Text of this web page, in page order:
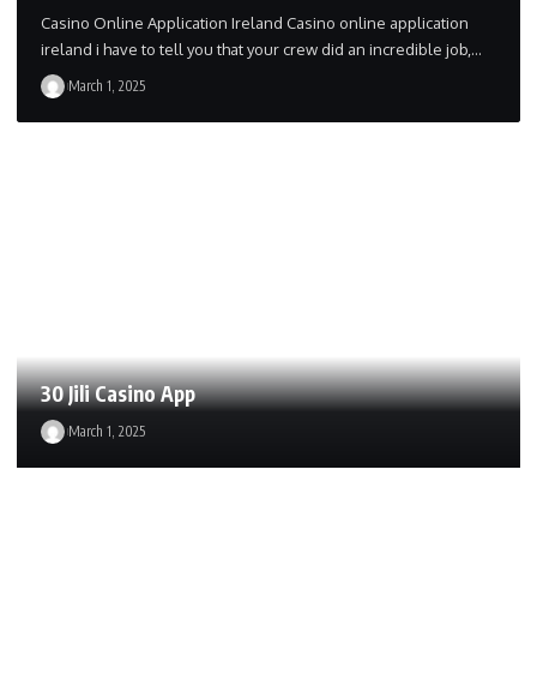
Casino Online Application Ireland Casino online application
ireland i have to tell you that your crew did an incredible job,…
March 1, 2025
30 Jili Casino App
March 1, 2025